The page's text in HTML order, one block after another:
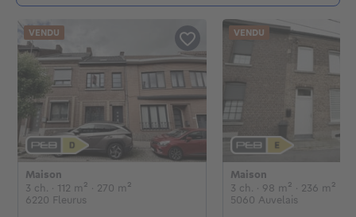
Maison
€
3 ch. 3 chambres
· 112 m² mètres carrés
· 270 m²
6220 Fleurus
VENDU
Maison
€
3 ch. 3 chambres
· 98 m² mètres
· 236 m²
5060 Auvelais
VENDU